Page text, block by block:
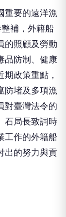
補，外籍船
照顧及勞動
品防制、健康
期政策重點，
堵及多項漁
對臺灣法令的
石局長致詞時
工作的外籍船
出的努力與貢